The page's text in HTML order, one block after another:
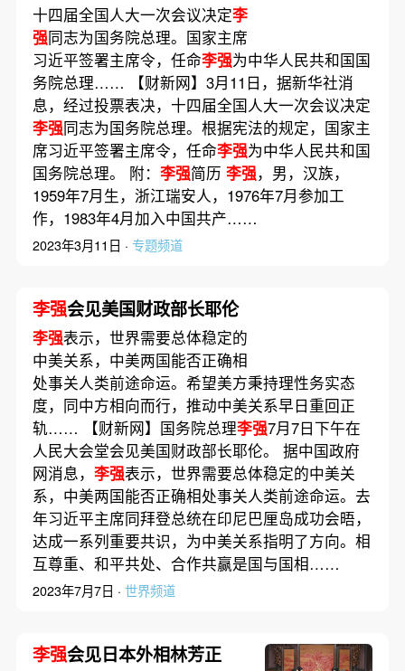
十四届全国人大一次会议决定李
强同志为国务院总理。国家主席
习近平签署主席令，任命李强为中华人民共和国国
务院总理…… 【财新网】3月11日，据新华社消
息，经过投票表决，十四届全国人大一次会议决定
李强同志为国务院总理。根据宪法的规定，国家主
席习近平签署主席令，任命李强为中华人民共和国
国务院总理。 附： 李强简历 李强，男，汉族，
1959年7月生，浙江瑞安人，1976年7月参加工
作，1983年4月加入中国共产……
2023年3月11日 · 专题频道
李强会见美国财政部长耶伦
李强表示，世界需要总体稳定的
中美关系，中美两国能否正确相
处事关人类前途命运。希望美方秉持理性务实态
度，同中方相向而行，推动中美关系早日重回正
轨…… 【财新网】国务院总理李强7月7日下午在
人民大会堂会见美国财政部长耶伦。 据中国政府
网消息， 李强表示，世界需要总体稳定的中美关
系，中美两国能否正确相处事关人类前途命运。去
年习近平主席同拜登总统在印尼巴厘岛成功会晤，
达成一系列重要共识，为中美关系指明了方向。相
互尊重、和平共处、合作共赢是国与国相……
2023年7月7日 · 世界频道
李强会见日本外相林芳正